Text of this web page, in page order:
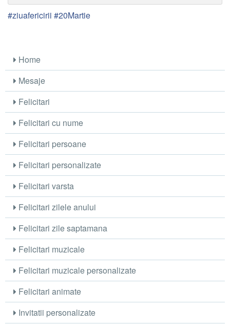
#ziuafericirii #20Martie
Home
Mesaje
Felicitari
Felicitari cu nume
Felicitari persoane
Felicitari personalizate
Felicitari varsta
Felicitari zilele anului
Felicitari zile saptamana
Felicitari muzicale
Felicitari muzicale personalizate
Felicitari animate
Invitatii personalizate